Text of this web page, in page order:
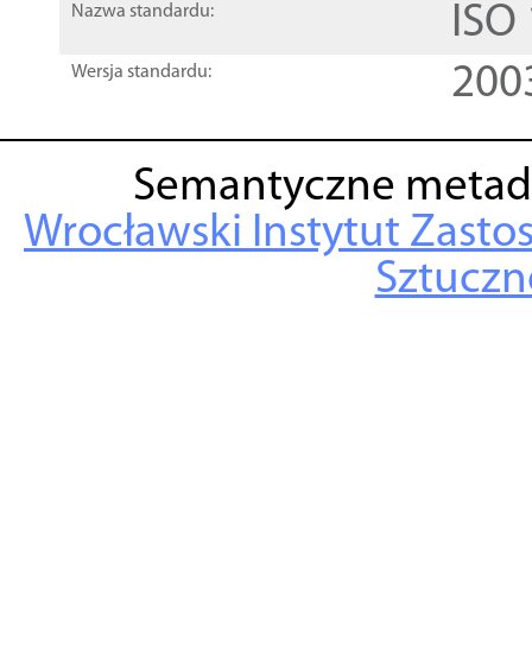
Nazwa standardu:
Wersja standardu:
Semantyczne
Wrocławski Instytut